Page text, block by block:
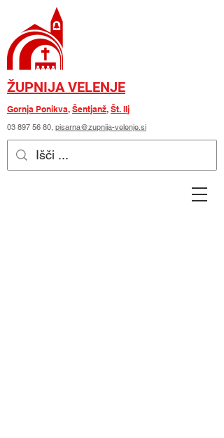
ŽUPNIJA VELENJE
Gornja Ponikva, Šentjanž, Št. Ilj
03 897 56 80, pisarna@zupnija-velenje.si